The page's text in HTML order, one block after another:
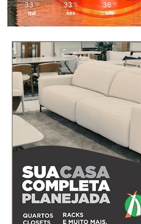
33 ℃
qui
33 ℃
sex
36 ℃
sáb